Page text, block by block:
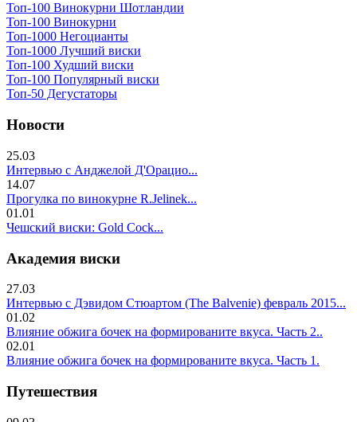
Топ-100 Винокурни Шотландии
Топ-100 Винокурни
Топ-1000 Негоцианты
Топ-1000 Лучший виски
Топ-100 Худший виски
Топ-100 Популярный виски
Топ-50 Дегустаторы
Новости
25.03
Интервью с Анджелой Д'Орацио...
14.07
Прогулка по винокурне R.Jelinek...
01.01
Чешский виски: Gold Cock...
Академия виски
27.03
Интервью с Дэвидом Стюартом (The Balvenie) февраль 2015...
01.02
Влияние обжига бочек на формированите вкуса. Часть 2..
02.01
Влияние обжига бочек на формированите вкуса. Часть 1.
Путешествия